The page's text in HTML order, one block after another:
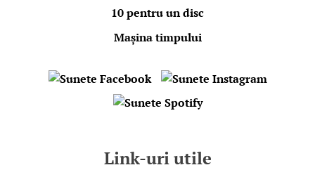
10 pentru un disc
Mașina timpului
Link-uri utile